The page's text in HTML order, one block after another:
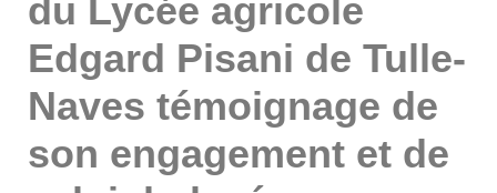
du Lycée agricole
Edgard Pisani de Tulle-
Naves témoignage de
son engagement et de